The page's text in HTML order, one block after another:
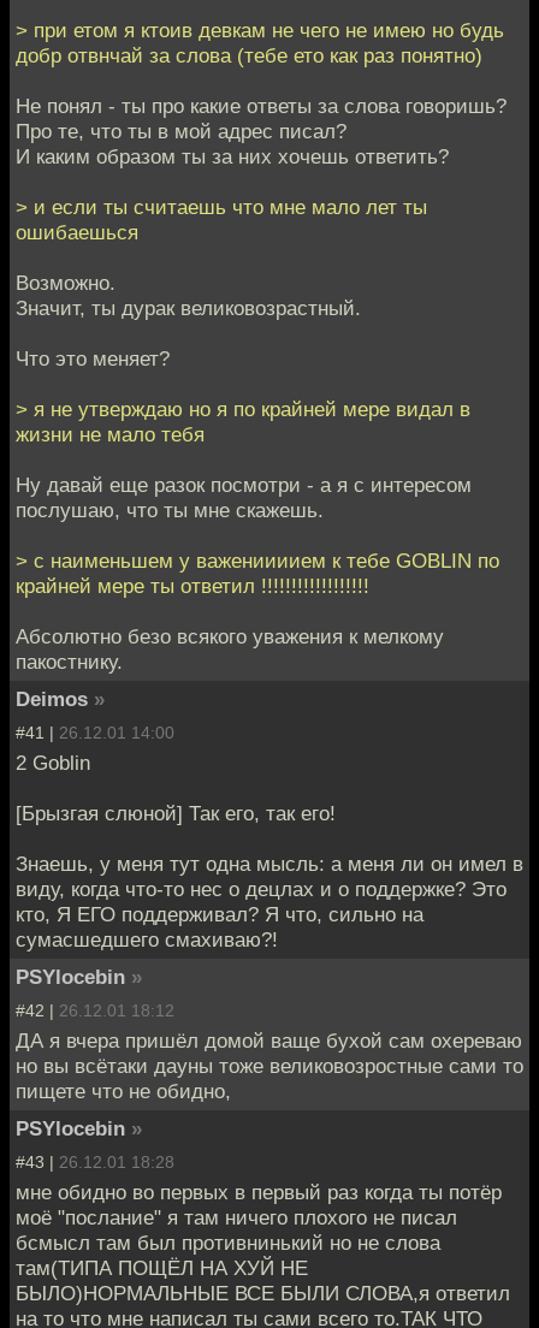
> при етом я ктоив девкам не чего не имею но будь
добр отвнчай за слова (тебе ето как раз понятно)
Не понял - ты про какие ответы за слова говоришь?
Про те, что ты в мой адрес писал?
И каким образом ты за них хочешь ответить?
> и если ты считаешь что мне мало лет ты
ошибаешься
Возможно.
Значит, ты дурак великовозрастный.
Что это меняет?
> я не утверждаю но я по крайней мере видал в
жизни не мало тебя
Ну давай еще разок посмотри - а я с интересом
послушаю, что ты мне скажешь.
> с наименьшем у важениииием к тебе GOBLIN по
крайней мере ты ответил !!!!!!!!!!!!!!!!!!
Абсолютно безо всякого уважения к мелкому
пакостнику.
Deimos »
#41 | 26.12.01 14:00
2 Goblin
[Брызгая слюной] Так его, так его!
Знаешь, у меня тут одна мысль: а меня ли он имел в
виду, когда что-то нес о децлах и о поддержке? Это
кто, Я ЕГО поддерживал? Я что, сильно на
сумасшедшего смахиваю?!
PSYlocebin »
#42 | 26.12.01 18:12
ДА я вчера пришёл домой ваще бухой сам охереваю
но вы всётаки дауны тоже великовозростные сами то
пищете что не обидно,
PSYlocebin »
#43 | 26.12.01 18:28
мне обидно во первых в первый раз когда ты потёр
моё "послание" я там ничего плохого не писал
бсмысл там был противнинький но не слова
там(ТИПА ПОЩЁЛ НА ХУЙ НЕ
БЫЛО)НОРМАЛЬНЫЕ ВСЕ БЫЛИ СЛОВА,я ответил
на то что мне написал ты сами всего то.ТАК ЧТО